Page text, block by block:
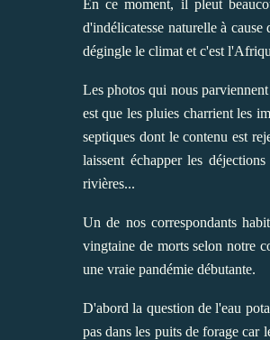
En ce moment, il pleut
d'indélicatesse naturelle à
dégingle le climat et c'est
Les photos qui nous
est que les pluies charrient les
septiques dont le contenu est
laissent échapper les
rivières...
Un de nos correspondants
vingtaine de morts selon notre
une vraie pandémie débutante.
D'abord la question de l'eau
pas dans les puits de forage car